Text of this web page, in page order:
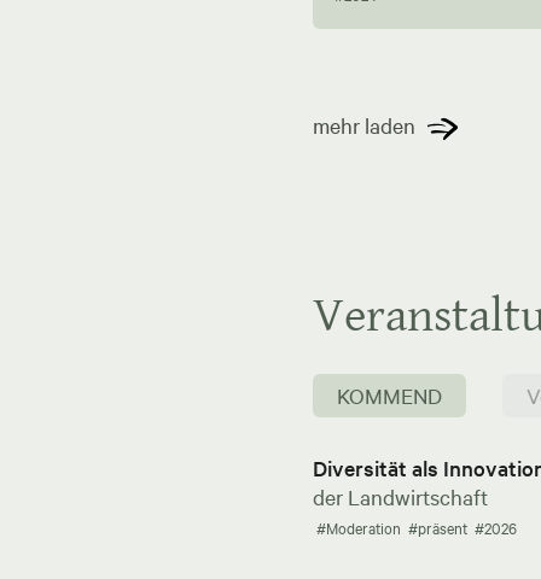
mehr laden
KOMMEND
Diversität als
der Landwirtschaft
#Moderation #präsent #2026